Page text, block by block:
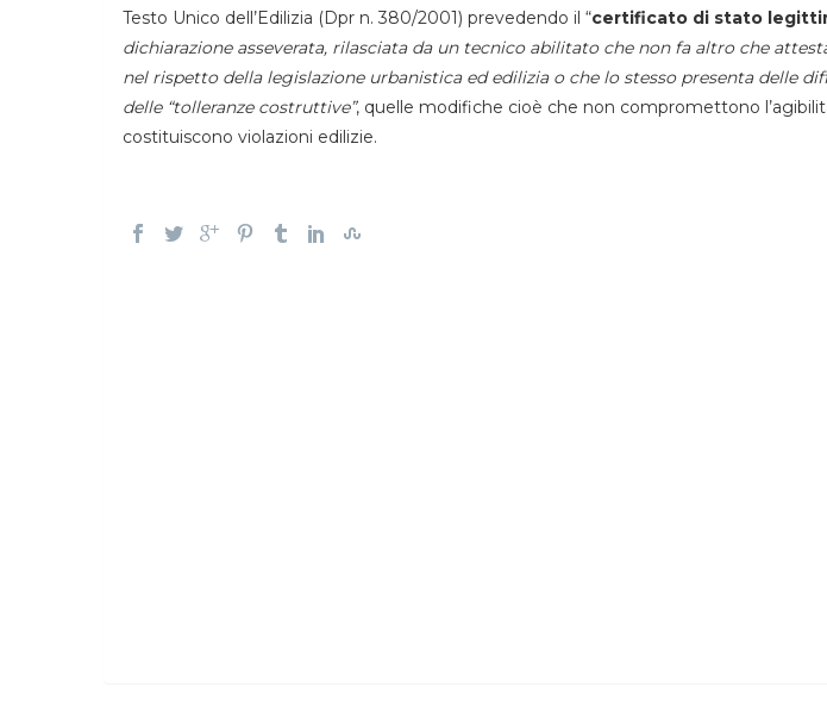
Testo Unico dell’Edilizia (Dpr n. 380/2001) prevedendo il “certificato di stato
dichiarazione asseverata, rilasciata da un tecnico abilitato che non fa altro che
nel rispetto della legislazione urbanistica ed edilizia o che lo stesso presenta delle
delle “tolleranze costruttive”, quelle modifiche cioè che non compromettono
costituiscono violazioni edilizie.